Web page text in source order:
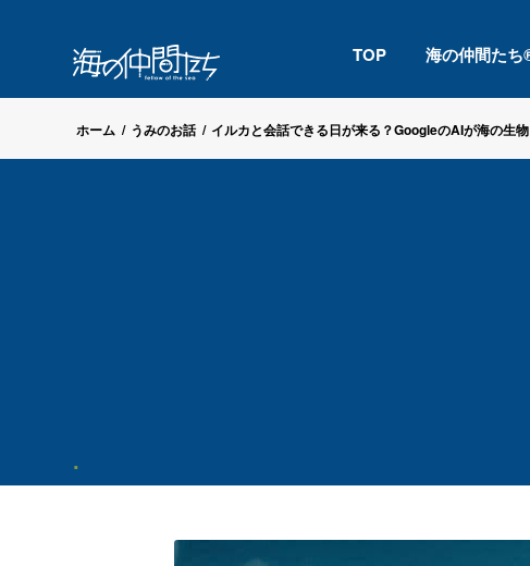
TOP 海の仲間た
ホーム / うみのお話 / イルカと会話できる日が来る？GoogleのAIが海の生